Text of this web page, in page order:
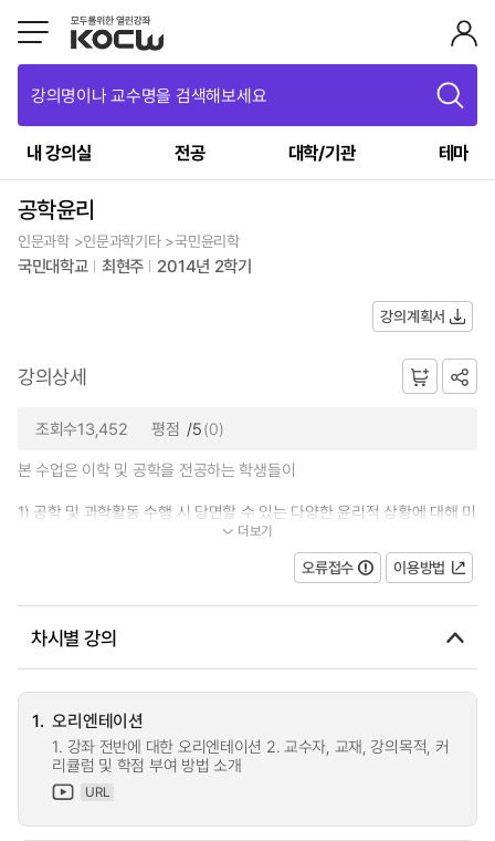
강의명이나 교수명을 검색해보세요
내 강의실 전공 대학/기관 테마
공학윤리
인문과학 >인문과학기타 >국민윤리학
국민대학교 최현주 2014년 2학기
강의계획서
강의상세
조회수13,452 평점 /5(0)
본 수업은 이학 및 공학을 전공하는 학생들이
1) 공학 및 과학활동 수행 시 당면할 수 있는 다양한 윤리적 상황에 대해 미
리 고민하고 논의하여 대비할 수 있고, 2) 연구 윤리...
더보기
오류접수 이용방법
차시별 강의
1. 오리엔테이션
1. 강좌 전반에 대한 오리엔테이션 2. 교수자, 교재, 강의목적, 커
리큘럼 및 학점 부여 방법 소개
URL